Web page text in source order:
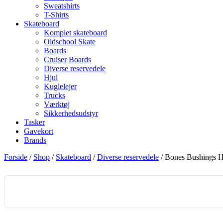
Sweatshirts
T-Shirts
Skateboard
Komplet skateboard
Oldschool Skate
Boards
Cruiser Boards
Diverse reservedele
Hjul
Kuglelejer
Trucks
Værktøj
Sikkerhedsudstyr
Tasker
Gavekort
Brands
Forside / Shop / Skateboard /Diverse reservedele / Bones Bushings